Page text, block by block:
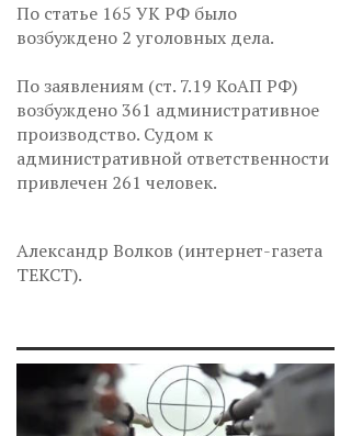
По статье 165 УК РФ было
возбуждено 2 уголовных дела.
По заявлениям (ст. 7.19 КоАП РФ)
возбуждено 361 административное
производство. Судом к
административной ответственности
привлечен 261 человек.
Александр Волков (интернет-газета
ТЕКСТ).